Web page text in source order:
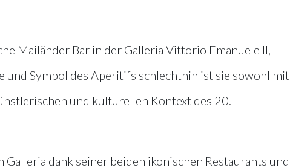
Mailänder Bar in der Galleria Vittorio Emanuele II,
und Symbol des Aperitifs schlechthin ist sie sowohl mit
und kulturellen Kontext des 20.
dank seiner beiden ikonischen Restaurants und